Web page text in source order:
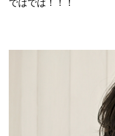
ではでは！！！